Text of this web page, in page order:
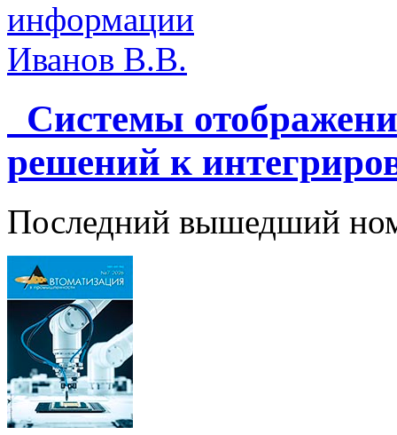
информации
Иванов В.В.
Системы
решений к
Последний вышедший